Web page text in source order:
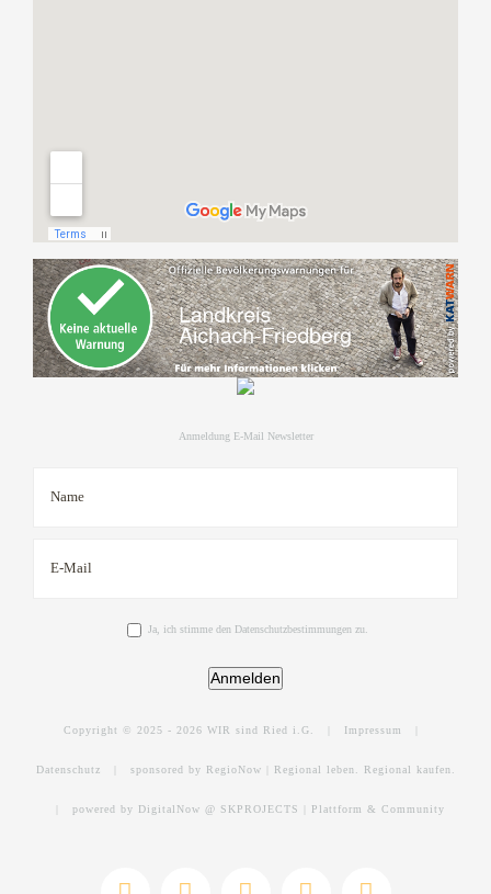
Anmeldung E-Mail Newsletter
Ja, ich stimme den Datenschutzbestimmungen zu.
Anmelden
Copyright © 2025 - 2026 WIR sind Ried i.G. | Impressum
Datenschutz sponsored by RegioNow | Regional leben. Regional kaufen.
powered by DigitalNow @ SKPROJECTS | Plattform & Community